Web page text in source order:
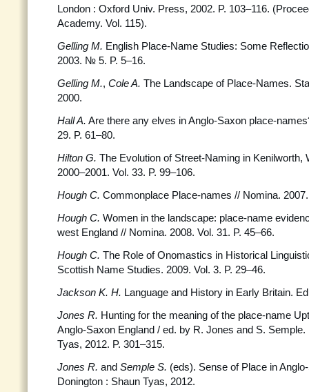
London : Oxford Univ. Press, 2002. P. 103–116.
Academy. Vol. 115).
Gelling M. English Place-Name Studies: Some
2003. № 5. P. 5–16.
Gelling M., Cole A. The Landscape of Place-Names.
2000.
Hall A. Are there any elves in Anglo-Saxon place-
29. P. 61–80.
Hilton G. The Evolution of Street-Naming in Kenilworth,
2000–2001. Vol. 33. P. 99–106.
Hough C. Commonplace Place-names // Nomina.
Hough C. Women in the landscape: place-name
west England // Nomina. 2008. Vol. 31. P. 45–66.
Hough C. The Role of Onomastics in Historical
Scottish Name Studies. 2009. Vol. 3. P. 29–46.
Jackson K. H. Language and History in Early Britain.
Jones R. Hunting for the meaning of the place-name
Anglo-Saxon England / ed. by R. Jones and S. Semple.
Tyas, 2012. P. 301–315.
Jones R. and Semple S. (eds). Sense of Place in
Donington : Shaun Tyas, 2012.